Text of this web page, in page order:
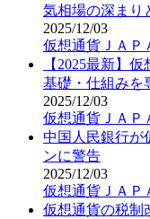
気相場の深まり
2025/12/03
仮想通貨ＪＡＰ
【2025最新】
基礎・仕組みを
2025/12/03
仮想通貨ＪＡＰ
中国人民銀行が
ンに警告
2025/12/03
仮想通貨ＪＡＰ
仮想通貨の税制